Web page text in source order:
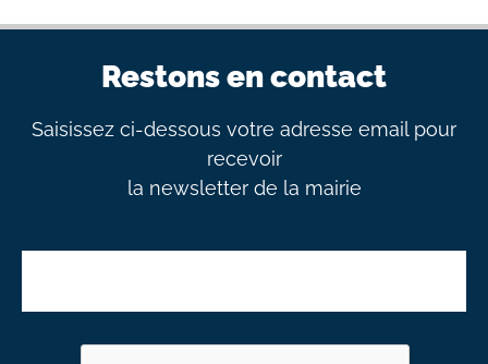
Restons en contact
Saisissez ci-dessous votre adresse email pour
recevoir
la newsletter de la mairie